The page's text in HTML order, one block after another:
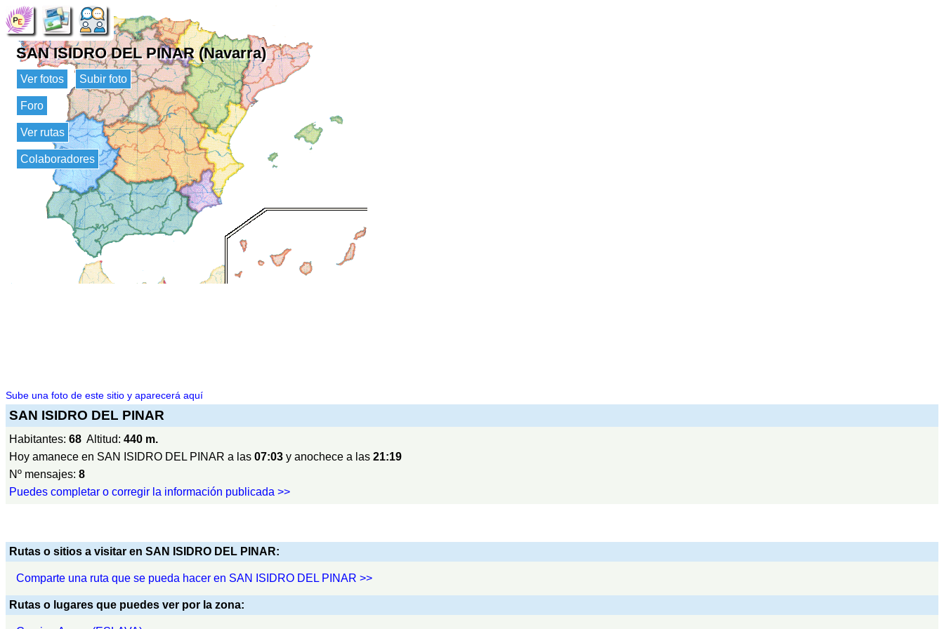
SAN ISIDRO DEL PINAR (Navarra)
Ver fotos Subir foto
Foro
Ver rutas
Colaboradores
Sube una foto de este sitio y aparecerá aquí
SAN ISIDRO DEL PINAR
Habitantes: 68 Altitud: 440 m.
Hoy amanece en SAN ISIDRO DEL PINAR a las 07:03 y anochece a las 21:19
Nº mensajes: 8
Puedes completar o corregir la información publicada >>
Rutas o sitios a visitar en SAN ISIDRO DEL PINAR:
Comparte una ruta que se pueda hacer en SAN ISIDRO DEL PINAR >>
Rutas o lugares que puedes ver por la zona: